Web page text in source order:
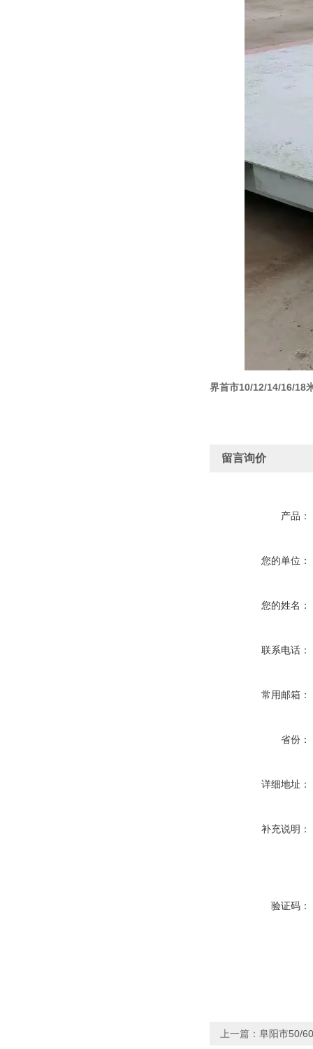
界首市10/12/14/16/18
留言询价
产品：
您的单位：
您的姓名：
联系电话：
常用邮箱：
省份：
详细地址：
补充说明：
验证码：
上一篇： 阜阳市50/